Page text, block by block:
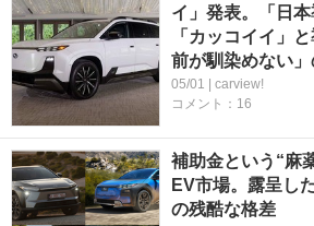
イ」発表。「日本
「カッコイイ」
前が馴染めない
05/01 | carview!
コメント：16
補助金という“麻
EV市場。露呈し
の残酷な格差